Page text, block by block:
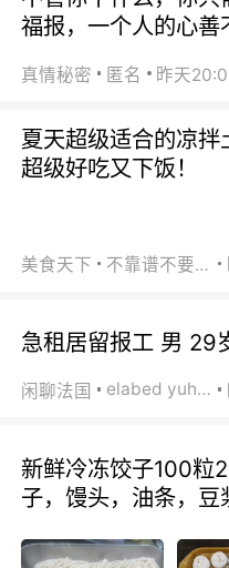
福报，一个人的心善
真情秘密 匿名 昨天
夏天超级适合的凉拌
超级好吃又下饭！
美食天下 不靠谱不要联系
急租居留报工 男 29
闲聊法国 elabed yuhua
新鲜冷冻饺子100粒
子，馒头，油条，豆